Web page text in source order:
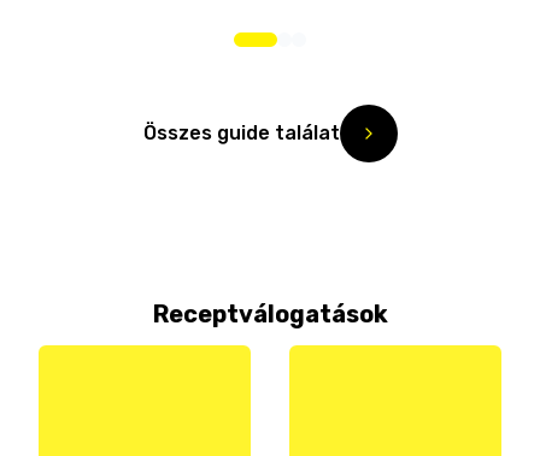
Összes guide találat
Receptválogatások